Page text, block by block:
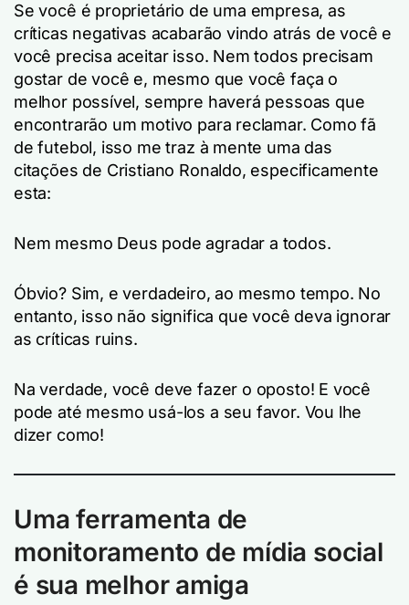
Se você é proprietário de uma empresa, as
críticas negativas acabarão vindo atrás de você e
você precisa aceitar isso. Nem todos precisam
gostar de você e, mesmo que você faça o
melhor possível, sempre haverá pessoas que
encontrarão um motivo para reclamar. Como fã
de futebol, isso me traz à mente uma das
citações de Cristiano Ronaldo, especificamente
esta:
Nem mesmo Deus pode agradar a todos.
Óbvio? Sim, e verdadeiro, ao mesmo tempo. No
entanto, isso não significa que você deva ignorar
as críticas ruins.
Na verdade, você deve fazer o oposto! E você
pode até mesmo usá-los a seu favor. Vou lhe
dizer como!
Uma ferramenta de
monitoramento de mídia social
é sua melhor amiga